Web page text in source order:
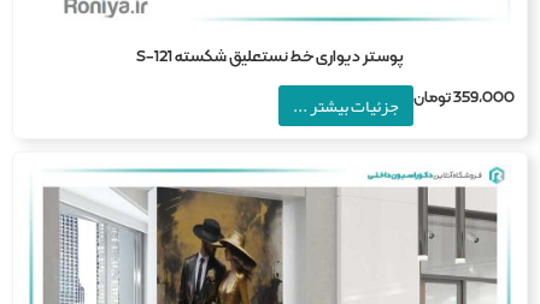
پوستر دیواری خط نستعلیق شکسته S-121
تومان جزئیات بیشتر ...